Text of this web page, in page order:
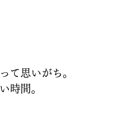
て思いがち。
時間。